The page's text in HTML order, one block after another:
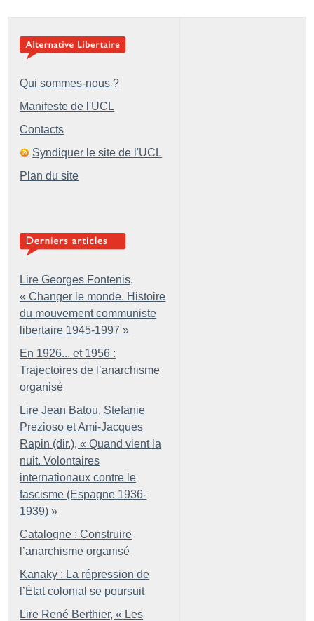
Qui sommes-nous ?
Manifeste de l'UCL
Contacts
Syndiquer le site de l'UCL
Plan du site
Lire Georges Fontenis,
« Changer le monde. Histoire
du mouvement communiste
libertaire 1945-1997 »
En 1926... et 1956 :
Trajectoires de l’anarchisme
organisé
Lire Jean Batou, Stefanie
Prezioso et Ami-Jacques
Rapin (dir.), « Quand vient la
nuit. Volontaires
internationaux contre le
fascisme (Espagne 1936-
1939) »
Catalogne : Construire
l’anarchisme organisé
Kanaky : La répression de
l’État colonial se poursuit
Lire René Berthier, « Les